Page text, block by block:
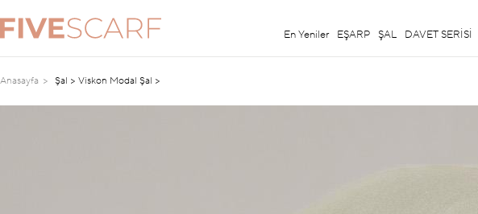
En Yeniler EŞARP ŞAL DAVET SERİSİ
Anasayfa Şal > Viskon Modal Şal >